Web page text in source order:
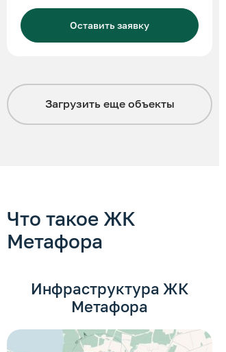
Оставить заявку
Загрузить еще объекты
Что такое ЖК
Метафора
Инфраструктура ЖК
Метафора